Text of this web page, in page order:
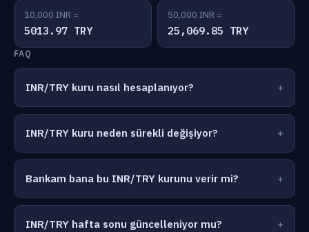
10,000 INR =
5013.97 TRY
50,000 INR =
25,069.85 TRY
FAQ
INR/TRY kuru nasıl hesaplanıyor?
INR/TRY kuru neden sürekli değişiyor?
Bankam bana bu INR/TRY kurunu verir mi?
INR/TRY hafta sonu güncelleniyor mu?